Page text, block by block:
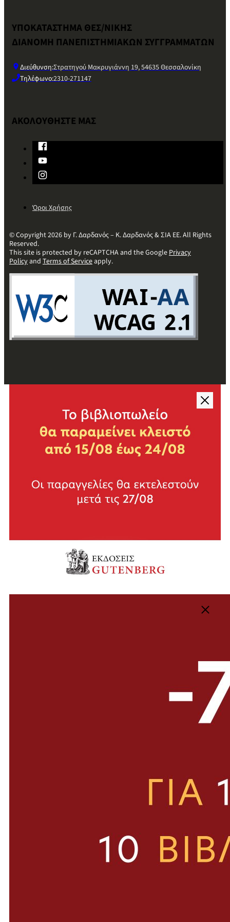
ΥΠΟΚΑΤΑΣΤΗΜΑ ΘΕΣ/ΝΙΚΗΣ
ΔΙΑΝΟΜΗ ΠΑΝΕΠΙΣΤΗΜΙΑΚΩΝ ΣΥΓΓΡΑΜΜΑΤΩΝ
Διεύθυνση:Στρατηγού Μακρυγιάννη 19, 54635 Θεσσαλονίκη
Τηλέφωνο:2310-271147
ΑΚΟΛΟΥΘΗΣΤΕ ΜΑΣ
Όροι Χρήσης
© Copyright 2026 by Γ. Δαρδανός – Κ. Δαρδανός & ΣΙΑ ΕΕ. All Rights
Reserved.
This site is protected by reCAPTCHA and the GooglePrivacy
Policyand Terms of Serviceapply.